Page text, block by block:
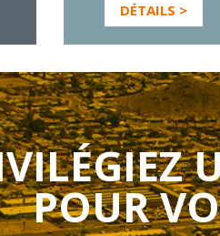
DÉTAILS >
POUR